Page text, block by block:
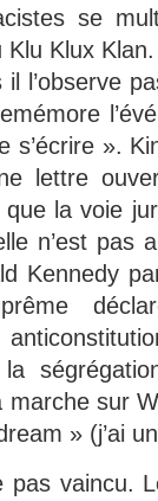
se
Klux
l’observe
s’écrire ».
lettre
la voie
n’est pas
Kennedy
sur
» (j’ai
pas vaincu.